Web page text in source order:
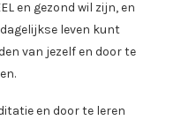
en gezond wil zijn, en
leven kunt
van jezelf en door te
en door te leren